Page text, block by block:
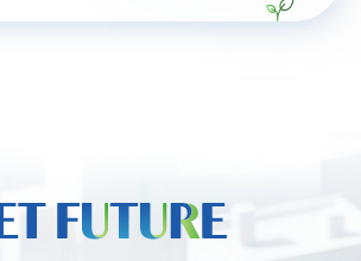
符合ESG的機會平等與族群共融理